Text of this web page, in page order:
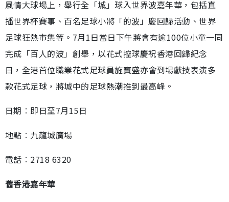
風情大球場上，舉行全「城」球入世界波嘉年華，包括直
播世界杯賽事、百名足球小將「的波」慶回歸活動、世界
足球狂熱市集等。7月1日當日下午將會有逾100位小童一同
完成「百人的波」創舉，以花式控球慶祝香港回歸紀念
日，全港首位職業花式足球員施寶盛亦會到場獻技表演多
款花式足球，將城中的足球熱潮推到最高峰。
日期︰即日至7月15日
地點︰九龍城廣場
電話︰2718 6320
舊香港嘉年華